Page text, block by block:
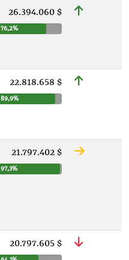
26.394.060 $
76,2%
22.818.658 $
89,9%
21.797.402 $
97,3%
20.797.605 $